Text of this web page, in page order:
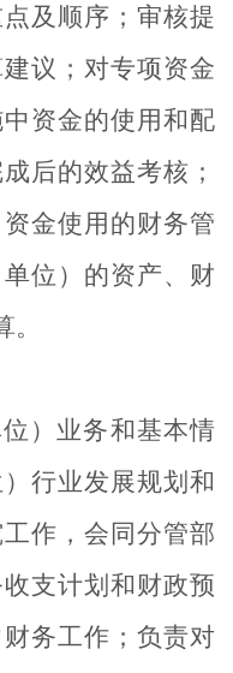
及顺序；审核提
议；对专项资金
资金的使用和配
后的效益考核；
金使用的财务管
位）的资产、财
）业务和基本情
行业发展规划和
作，会同分管部
支计划和财政预
务工作；负责对